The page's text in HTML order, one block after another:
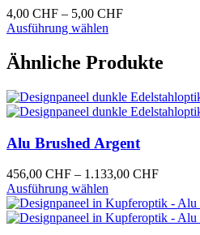
Die
können
auf
der
gewählt
werden
4,00 CHF – 5,00 CHFPreisspanne:
5,00 CHF
Ausführung wählen
weist
mehrere
auf.
Die
können
der
gewählt
werden
Ähnliche Produkte
Alu Brushed Argent
456,00 CHF – 1.133,00 CHF
bis
Ausführung wählen
Produkt
weist